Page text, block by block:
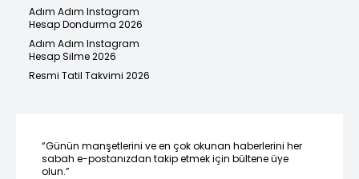
Adım Adım Instagram
Hesap Dondurma 2026
Adım Adım Instagram
Hesap Silme 2026
Resmi Tatil Takvimi 2026
“Günün manşetlerini ve en çok okunan haberlerini her
sabah e-postanızdan takip etmek için bültene üye
olun.”